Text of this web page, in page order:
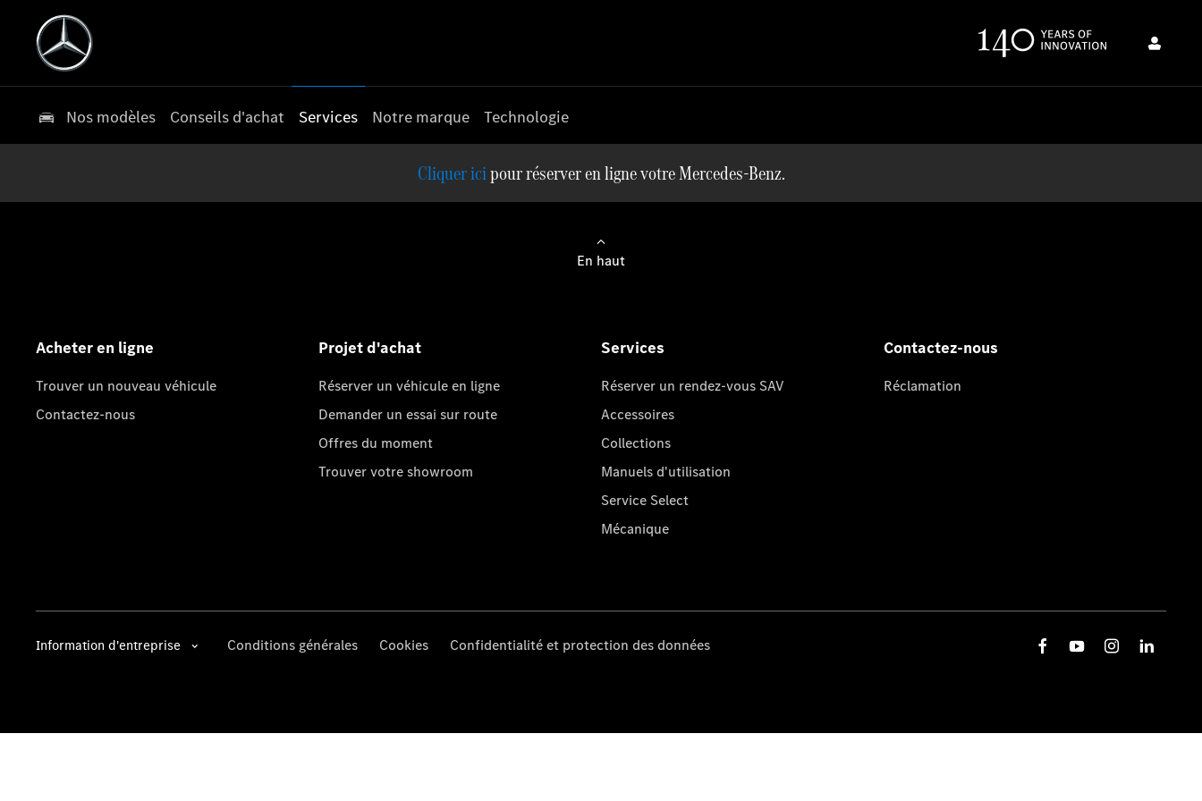
Nos modèles Conseils d'achat Services Notre marque Technologie
pour réserver en ligne votre Mercedes-Benz.
En haut
Acheter en ligne
Trouver un nouveau véhicule
Contactez-nous
Projet d'achat
Réserver un véhicule en ligne
Demander un essai sur route
Offres du moment
Trouver votre showroom
Services
Réserver un rendez-vous SAV
Accessoires
Collections
Manuels d'utilisation
Service Select
Mécanique
Contactez-nous
Réclamation
Information d'entreprise Conditions générales Cookies Confidentialité et protection des données